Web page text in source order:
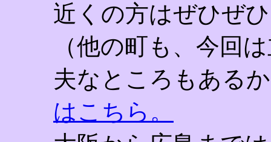
近くの方はぜひぜ
（他の町も、今回
夫なところもある
はこちら。